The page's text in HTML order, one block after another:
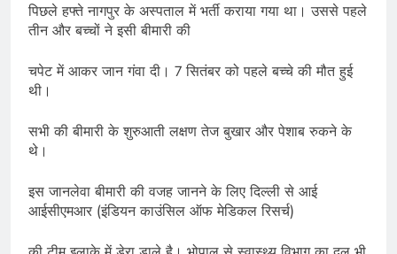
पिछले हफ्ते नागपुर के अस्पताल में भर्ती कराया गया था। उससे पहले
तीन और बच्चों ने इसी बीमारी की
चपेट में आकर जान गंवा दी। 7 सितंबर को पहले बच्चे की मौत हुई
थी।
सभी की बीमारी के शुरुआती लक्षण तेज बुखार और पेशाब रुकने के
थे।
इस जानलेवा बीमारी की वजह जानने के लिए दिल्ली से आई
आईसीएमआर (इंडियन काउंसिल ऑफ मेडिकल रिसर्च)